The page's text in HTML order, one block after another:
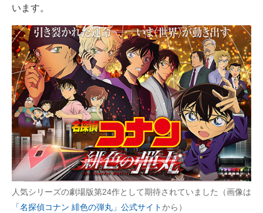
ビジネスと働き方のヒント
AI活用のいまが分かる
企業ITのトレンドを詳説
経営リーダーのコミュニティ
マーケ×ITの今がよく分かる
ITエンジニア向け専門サイト
います。
人気シリーズの劇場版第24作として期待されていました（画像は
「名探偵コナン 緋色の弾丸」公式サイトから）